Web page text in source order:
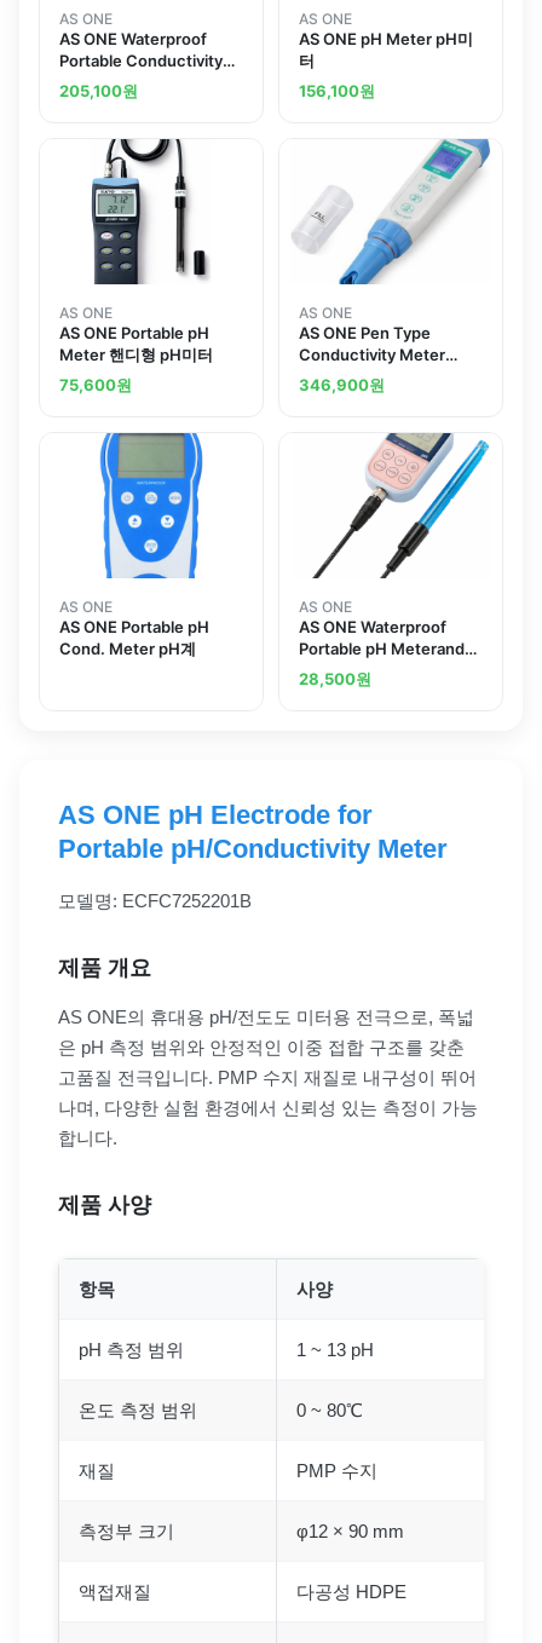
AS ONE
AS ONE Waterproof
Portable Conductivity
Meter Replacement
Electrodeand others
205,100원
AS ONE
AS ONE pH Meter pH미
터
156,100원
AS ONE
AS ONE Portable pH
Meter 핸디형 pH미터
75,600원
AS ONE
AS ONE Pen Type
Conductivity Meter
EC70
346,900원
AS ONE
AS ONE Portable pH
Cond. Meter pH계
AS ONE
AS ONE Waterproof
Portable pH Meterand
others
28,500원
AS ONE pH Electrode for
Portable pH/Conductivity Meter
모델명: ECFC7252201B
제품 개요
AS ONE의 휴대용 pH/전도도 미터용 전극으로, 폭넓
은 pH 측정 범위와 안정적인 이중 접합 구조를 갖춘
고품질 전극입니다. PMP 수지 재질로 내구성이 뛰어
나며, 다양한 실험 환경에서 신뢰성 있는 측정이 가능
합니다.
제품 사양
항목 사양
pH 측정 범위 1 ~ 13 pH
온도 측정 범위 0 ~ 80℃
재질 PMP 수지
측정부 크기 φ12 × 90 mm
액접재질 다공성 HDPE